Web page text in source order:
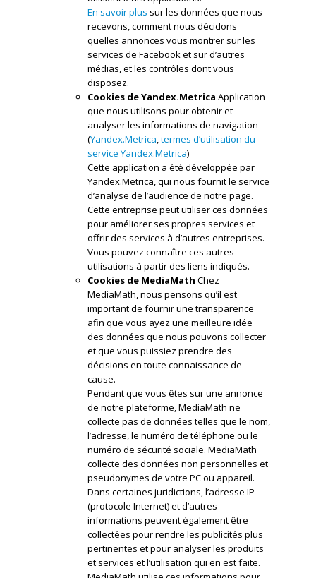
En savoir plus sur les données que nous
recevons, comment nous décidons
quelles annonces vous montrer sur les
services de Facebook et sur d’autres
médias, et les contrôles dont vous
disposez.
Cookies de Yandex.Metrica Application
que nous utilisons pour obtenir et
analyser les informations de navigation
(Yandex.Metrica,termes d’utilisation du
service Yandex.Metrica)
Cette application a été développée par
Yandex.Metrica, qui nous fournit le service
d’analyse de l’audience de notre page.
Cette entreprise peut utiliser ces données
pour améliorer ses propres services et
offrir des services à d’autres entreprises.
Vous pouvez connaître ces autres
utilisations à partir des liens indiqués.
Cookies de MediaMath Chez
MediaMath, nous pensons qu’il est
important de fournir une transparence
afin que vous ayez une meilleure idée
des données que nous pouvons collecter
et que vous puissiez prendre des
décisions en toute connaissance de
cause.
Pendant que vous êtes sur une annonce
de notre plateforme, MediaMath ne
collecte pas de données telles que le nom,
l’adresse, le numéro de téléphone ou le
numéro de sécurité sociale. MediaMath
collecte des données non personnelles et
pseudonymes de votre PC ou appareil.
Dans certaines juridictions, l’adresse IP
(protocole Internet) et d’autres
informations peuvent également être
collectées pour rendre les publicités plus
pertinentes et pour analyser les produits
et services et l’utilisation qui en est faite.